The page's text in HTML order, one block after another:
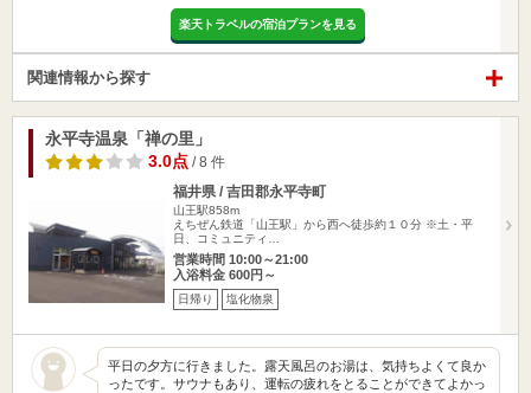
楽天トラベルの宿泊プランを見る
関連情報から探す
永平寺温泉「禅の里」
3.0点 / 8 件
福井県 / 吉田郡永平寺町
山王駅858m
えちぜん鉄道「山王駅」から西へ徒歩約１０分 ※土・平
日、コミュニティ…
営業時間 10:00～21:00
入浴料金 600円～
日帰り 塩化物泉
平日の夕方に行きました。露天風呂のお湯は、気持ちよくて良か
ったです。サウナもあり、運転の疲れをとることができてよかっ